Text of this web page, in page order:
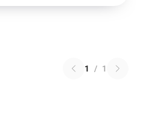
1 / 1